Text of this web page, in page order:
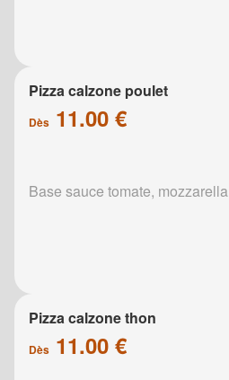
Pizza calzone poulet
Dès 11.00 €
Base sauce tomate,
Pizza calzone thon
Dès 11.00 €